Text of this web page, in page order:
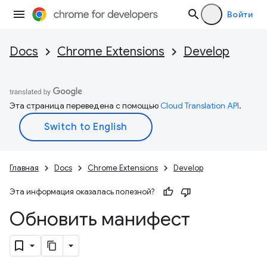
Войти
Docs Chrome Extensions Develop
Эта страница переведена с помощьюCloud Translation API.
Главная Docs Chrome Extensions Develop
Эта информация оказалась полезной?
Обновить манифест